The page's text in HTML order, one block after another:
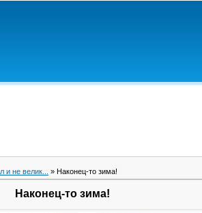
не велик... » Наконец-то зима!
Наконец-то зима!